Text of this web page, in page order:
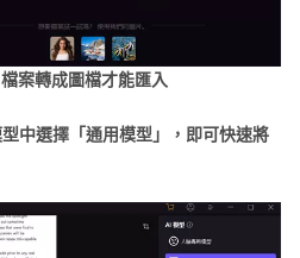
案轉成圖檔才能匯入
中選擇「通用模型」，即可快速將